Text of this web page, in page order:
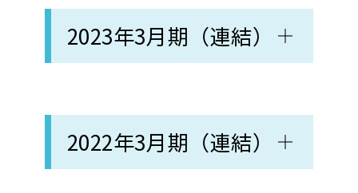
2023年3月期（連結）
2022年3月期（連結）